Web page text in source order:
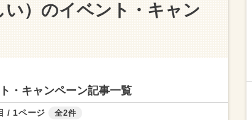
い）のイベント・キャン
・キャンペーン記事一覧
/ 1ページ 全2件